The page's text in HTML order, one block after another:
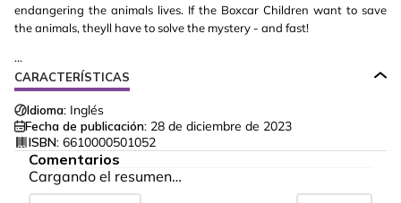
endangering the animals lives. If the Boxcar Children want to save
the animals, theyll have to solve the mystery - and fast!
...
CARACTERÍSTICAS
Idioma: Inglés
Fecha de publicación: 28 de diciembre de 2023
ISBN: 6610000501052
Comentarios
Cargando el resumen…